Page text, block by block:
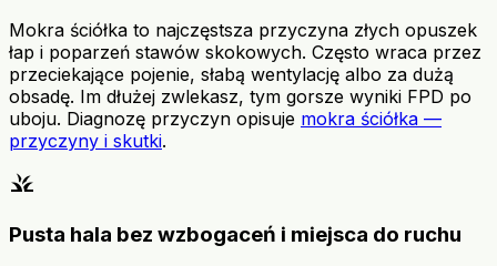
Mokra ściółka to najczęstsza przyczyna złych opuszek
łap i poparzeń stawów skokowych. Często wraca przez
przeciekające pojenie, słabą wentylację albo za dużą
obsadę. Im dłużej zwlekasz, tym gorsze wyniki FPD po
uboju. Diagnozę przyczyn opisuje mokra ściółka —
przyczyny i skutki.
grass
Pusta hala bez wzbogaceń i miejsca do ruchu